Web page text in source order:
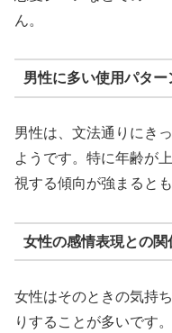
ん。
男性に多い使用パター
男性は、文法通りにき
ようです。特に年齢が
視する傾向が強まると
女性の感情表現との関
女性はそのときの気持
りすることが多いです